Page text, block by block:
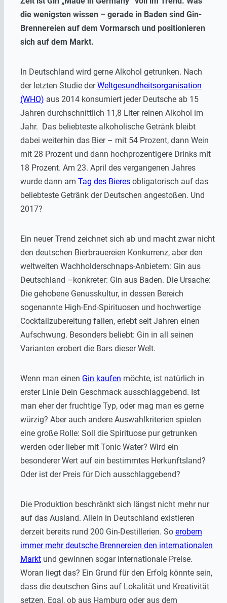
die wenigsten wissen – gerade in Baden sind Gin-
Brennereien auf dem Vormarsch und positionieren
sich auf dem Markt.
In Deutschland wird gerne Alkohol getrunken. Nach
der letzten Studie derWeltgesundheitsorganisation
(WHO) aus 2014 konsumiert jeder Deutsche ab 15
Jahren durchschnittlich 11,8 Liter reinen Alkohol im
Jahr. Das beliebteste alkoholische Getränk bleibt
dabei weiterhin das Bier – mit 54 Prozent, dann Wein
mit 28 Prozent und dann hochprozentigere Drinks mit
18 Prozent. Am 23. April des vergangenen Jahres
wurde dann am Tag des Bieres obligatorisch auf das
beliebteste Getränk der Deutschen angestoßen. Und
2017?
Ein neuer Trend zeichnet sich ab und macht zwar nicht
den deutschen Bierbrauereien Konkurrenz, aber den
weltweiten Wachholderschnaps-Anbietern: Gin aus
Deutschland –konkreter: Gin aus Baden. Die Ursache:
Die gehobene Genusskultur, in dessen Bereich
sogenannte High-End-Spirituosen und hochwertige
Cocktailzubereitung fallen, erlebt seit Jahren einen
Aufschwung. Besonders beliebt: Gin in all seinen
Varianten erobert die Bars dieser Welt.
Wenn man einen Gin kaufen möchte, ist natürlich in
erster Linie Dein Geschmack ausschlaggebend. Ist
man eher der fruchtige Typ, oder mag man es gerne
würzig? Aber auch andere Auswahlkriterien spielen
eine große Rolle: Soll die Spirituose pur getrunken
werden oder lieber mit Tonic Water? Wird ein
besonderer Wert auf ein bestimmtes Herkunftsland?
Oder ist der Preis für Dich ausschlaggebend?
Die Produktion beschränkt sich längst nicht mehr nur
auf das Ausland. Allein in Deutschland existieren
derzeit bereits rund 200 Gin-Destillerien. So erobern
immer mehr deutsche Brennereien den internationalen
Markt und gewinnen sogar internationale Preise.
Woran liegt das? Ein Grund für den Erfolg könnte sein,
dass die deutschen Gins auf Lokalität und Kreativität
setzen. Egal, ob aus Hamburg oder aus dem